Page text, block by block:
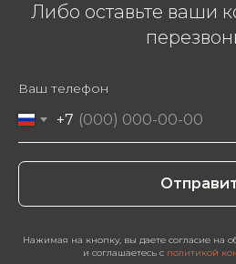
Либо оставьте ваши
Ваш телефон
+7
Нажимая на кнопку, вы даете согласие на
и соглашаетесь c политикой